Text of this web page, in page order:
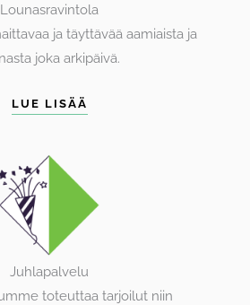
Lounasravintola
ja täyttävää aamiaista ja
joka arkipäivä.
LUE LISÄÄ
Juhlapalvelu
toteuttaa tarjoilut niin